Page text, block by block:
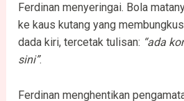
Ferdinan menyeringai. Bola
ke kaus kutang yang
dada kiri, tercetak tulisan: “ada
sini”.
Ferdinan menghentikan